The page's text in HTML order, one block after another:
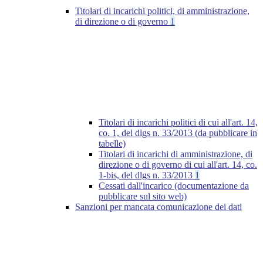
Titolari di incarichi politici, di amministrazione,
di direzione o di governo 1
Titolari di incarichi politici di cui all'art. 14,
co. 1, del dlgs n. 33/2013 (da pubblicare in
tabelle)
Titolari di incarichi di amministrazione, di
direzione o di governo di cui all'art. 14, co.
1-bis, del dlgs n. 33/2013 1
Cessati dall'incarico (documentazione da
pubblicare sul sito web)
Sanzioni per mancata comunicazione dei dati